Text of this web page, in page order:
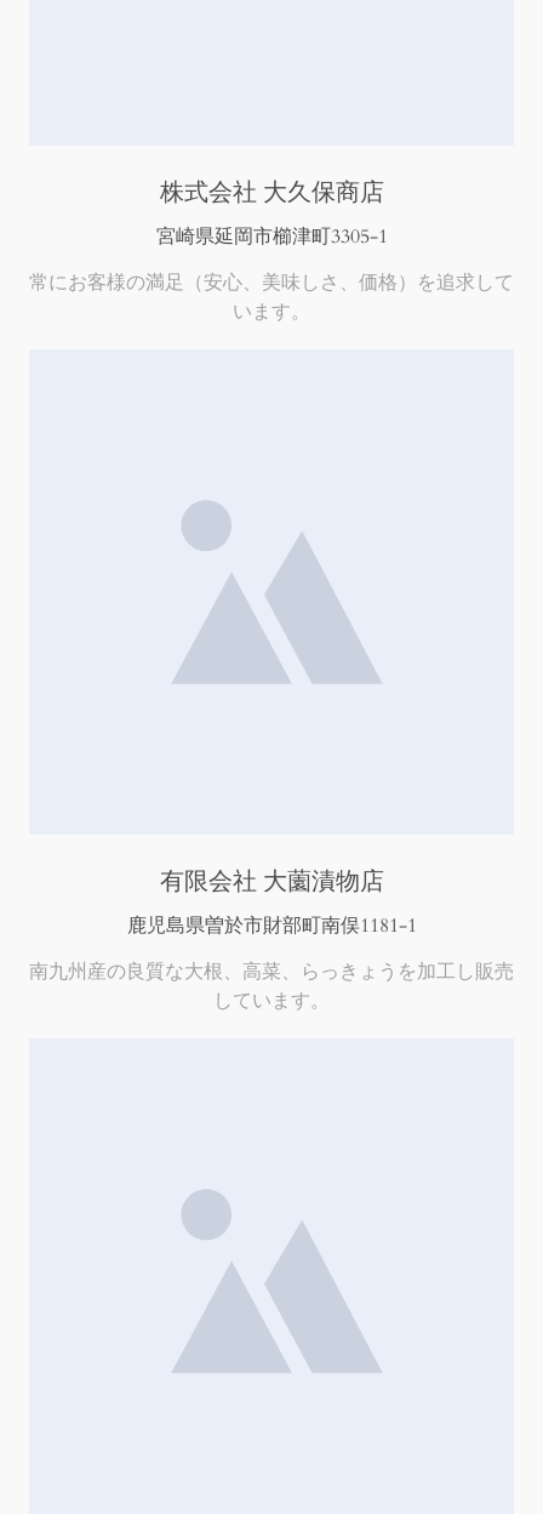
株式会社 大久保商店
宮崎県延岡市櫛津町3305-1
常にお客様の満足（安心、美味しさ、価格）を追求して
います。
有限会社 大薗漬物店
鹿児島県曽於市財部町南俣1181-1
南九州産の良質な大根、高菜、らっきょうを加工し販売
しています。